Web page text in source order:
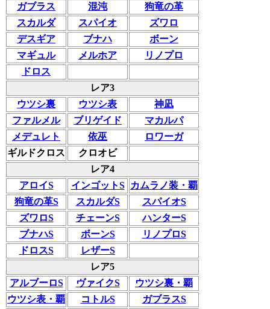
ガブラス
混沌
狗竜の革
スカルダ
スパイオ
ズワロ
デスギア
ブナハ
ボーン
マギュル
メルホア
リノプロ
ドロス
レア3
ウツシ裏
ウツシ表
神凪
ファルメル
ブリゲイド
マカルパ
メデュレト
依巫
ロワーガ
ギルドクロス
クロオビ
レア4
アロイS
インゴットS
カムラノ装・覇
狗竜の革S
スカルダS
スパイオS
ズワロS
チェーンS
ハンターS
ブナハS
ボーンS
リノプロS
ドロスS
レザーS
レア5
アルブーロS
ヴァイクS
ウツシ裏・覇
ウツシ表・覇
コトルS ガブラスS